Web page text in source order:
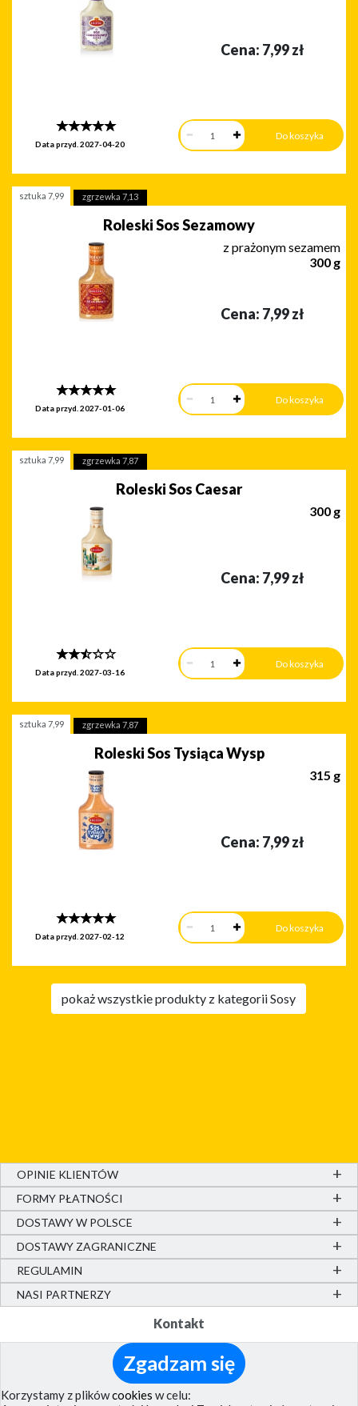
Cena: 7,99 zł
Data przyd.2027-04-20
sztuka 7,99 zgrzewka 7,13
Roleski Sos Sezamowy
z prażonym sezamem
300 g
Cena: 7,99 zł
Data przyd.2027-01-06
sztuka 7,99 zgrzewka 7,87
Roleski Sos Caesar
300 g
Cena: 7,99 zł
Data przyd.2027-03-16
sztuka 7,99 zgrzewka 7,87
Roleski Sos Tysiąca Wysp
315 g
Cena: 7,99 zł
Data przyd.2027-02-12
pokaż wszystkie produkty z kategorii Sosy
OPINIE KLIENTÓW
FORMY PŁATNOŚCI
DOSTAWY W POLSCE
DOSTAWY ZAGRANICZNE
Kontakt
Telefony odbieramy: poniedziałek-piątek: 8-15
(0048) 58 66 007 66
REGULAMIN
NASI PARTNERZY
Zgadzam się
Korzystamy z plikówcookies w celu: